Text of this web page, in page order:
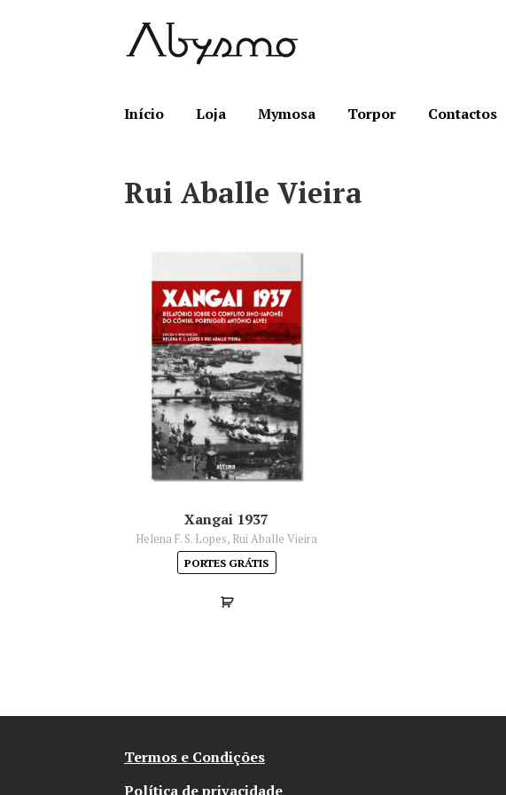
para
a
para
o
Início
Loja Mymosa Torpor Contactos
Rui Aballe Vieira
Xangai 1937
Helena F. S. Lopes, Rui Aballe Vieira
PORTES GRÁTIS
Termos e Condições
Política de privacidade